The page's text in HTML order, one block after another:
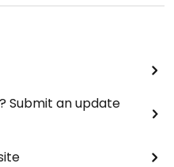
Submit an update